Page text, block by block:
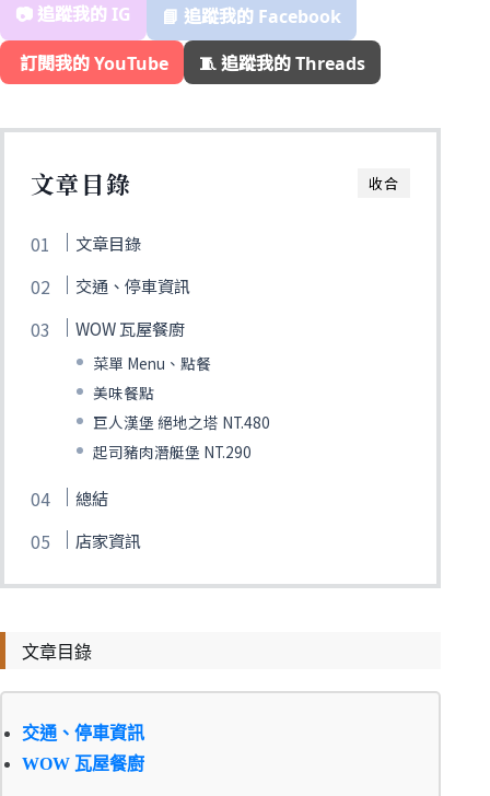
📷 追蹤我的 IG
📘 追蹤我的 Facebook
️ 訂閱我的 YouTube
🧵 追蹤我的 Threads
收合
文章目錄
文章目錄
交通、停車資訊
WOW 瓦屋餐廚
菜單 Menu、點餐
美味餐點
巨人漢堡 絕地之塔 NT.480
起司豬肉潛艇堡 NT.290
總結
店家資訊
文章目錄
交通、停車資訊
WOW 瓦屋餐廚